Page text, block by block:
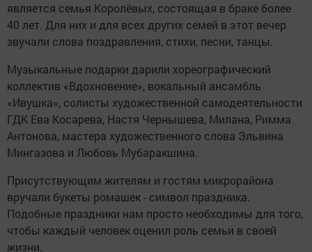
является семья Королёвых, состоящая в браке более
40 лет. Для них и для всех других семей в этот вечер
звучали слова поздравления, стихи, песни, танцы.
Музыкальные подарки дарили хореографический
коллектив «Вдохновение», вокальный ансамбль
«Ивушка», солисты художественной самодеятельности
ГДК Ева Косарева, Настя Чернышева, Милана, Римма
Антонова, мастера художественного слова Эльвина
Мингазова и Любовь Мубаракшина.
Присутствующим жителям и гостям микрорайона
вручали букеты ромашек - символ праздника.
Подобные праздники нам просто необходимы для того,
чтобы каждый человек оценил роль семьи в своей
жизни.